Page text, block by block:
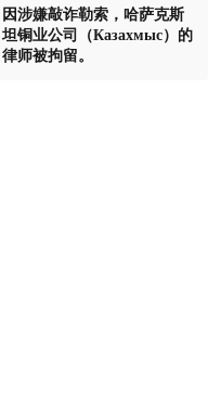
因涉嫌敲诈勒索，哈萨克斯
坦铜业公司（Казахмыс）的
律师被拘留。